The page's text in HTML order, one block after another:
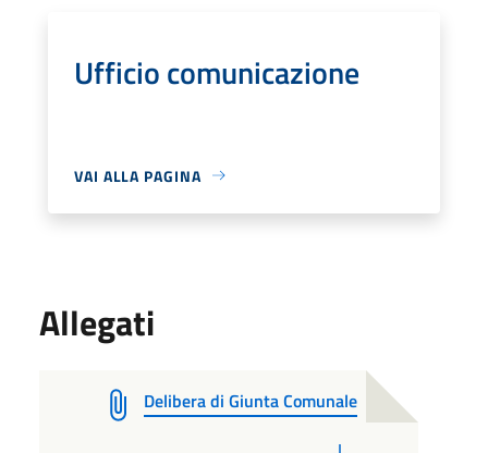
Ufficio comunicazione
VAI ALLA PAGINA
Allegati
Delibera di Giunta Comunale